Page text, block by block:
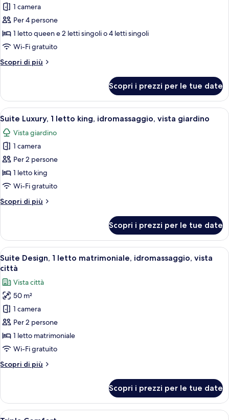
non
fumatori
camera
letto,
non
Quadrupla
familiare,
1
camera
letto,
vista
città
1 camera
Per 4 persone
1 letto queen e 2 letti singoli o 4 letti singoli
Wi-Fi gratuito
Scopri di più
Altri
familiare,
camera
letto,
non
vista
città
Scopri i prezzi per le tue date
Apri
tutte
le
foto
per
Suite
Luxury,
letto
vista
giardino
1 camera, biancheria in cotone
33
Suite Luxury, 1 letto king, idromassaggio, vista giardino
Vista giardino
1 camera
Per 2 persone
1 letto king
Wi-Fi gratuito
Scopri di più
Altri
Luxury,
letto
king,
vista
giardino
Scopri i prezzi per le tue date
Apri
tutte
le
foto
per
Suite
Design,
1
letto
idromassaggio,
Una camera da letto moderna con
28
Suite Design, 1 letto matrimoniale, idromassaggio, vista
città
Vista città
50 m²
1 camera
Per 2 persone
1 letto matrimoniale
Wi-Fi gratuito
Scopri di più
Altri
Design,
Scopri i prezzi per le tue date
Apri Due bottiglie di champagne